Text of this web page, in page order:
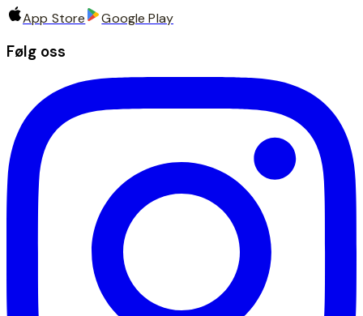
App Store Google Play
Følg oss